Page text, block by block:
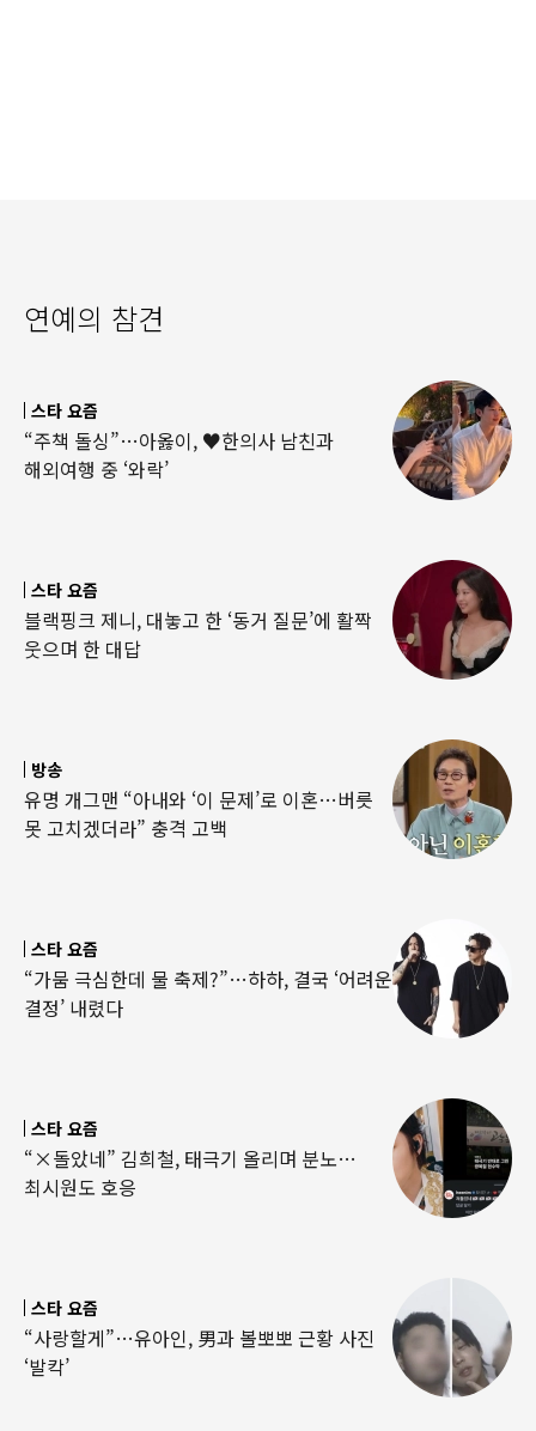
연예의 참견
스타 요즘
“주책 돌싱”…아옳이, ♥한의사 남친과
해외여행 중 ‘와락’
스타 요즘
블랙핑크 제니, 대놓고 한 ‘동거 질문’에 활짝
웃으며 한 대답
방송
유명 개그맨 “아내와 ‘이 문제’로 이혼…버릇
못 고치겠더라” 충격 고백
스타 요즘
“가뭄 극심한데 물 축제?”…하하, 결국 ‘어려운
결정’ 내렸다
스타 요즘
“×돌았네” 김희철, 태극기 올리며 분노…
최시원도 호응
스타 요즘
“사랑할게”…유아인, 男과 볼뽀뽀 근황 사진
‘발칵’